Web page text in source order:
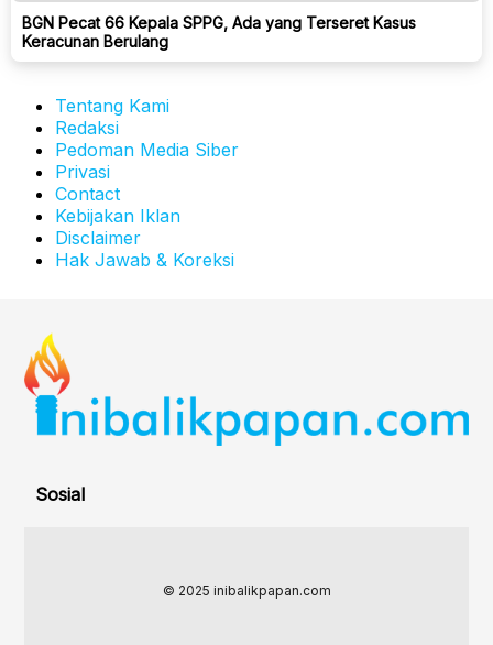
BGN Pecat 66 Kepala SPPG, Ada yang Terseret Kasus
Keracunan Berulang
Tentang Kami
Redaksi
Pedoman Media Siber
Privasi
Contact
Kebijakan Iklan
Disclaimer
Hak Jawab & Koreksi
Sosial
© 2025 inibalikpapan.com